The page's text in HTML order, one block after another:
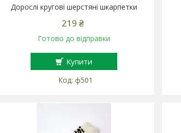
Дорослі кругові шерстяні шкарпетки
219 ₴
Готово до відправки
Купити
ф501